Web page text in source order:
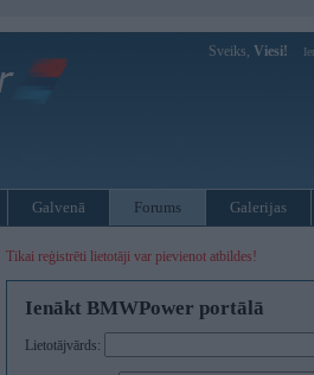
Sveiks, Viesi!
Galvenā Forums Galerijas
Tikai reģistrēti lietotāji var pievienot atbildes!
Ienākt BMWPower portālā
Lietotājvārds: